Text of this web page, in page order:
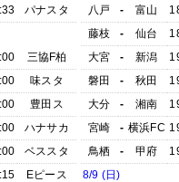
パナスタ
三協F柏
味スタ
豊田ス
ハナサカ
ベススタ
Eピース
八戸
- 富山
藤枝
- 仙台
大宮
- 新潟
磐田
- 秋田
大分
- 湘南
宮崎
- 横浜FC
鳥栖
- 甲府
8/9 (日)